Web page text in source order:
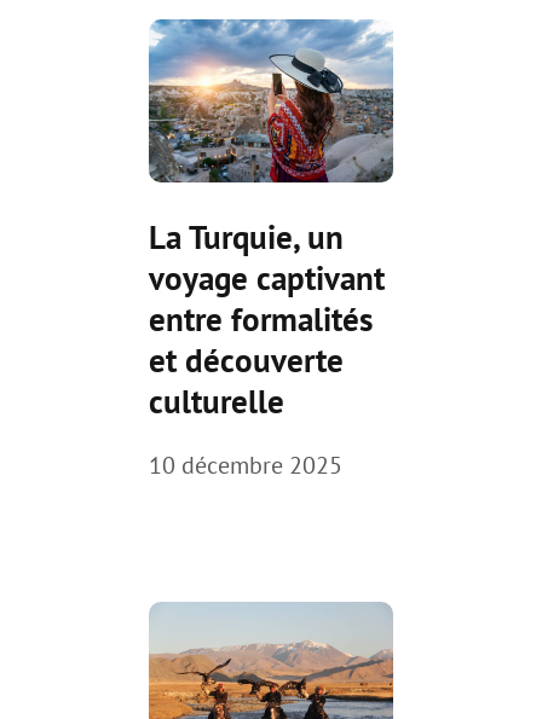
La Turquie, un
voyage captivant
entre formalités
et découverte
culturelle
10 décembre 2025